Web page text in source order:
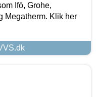
Ifö, Grohe,
Megatherm. Klik her